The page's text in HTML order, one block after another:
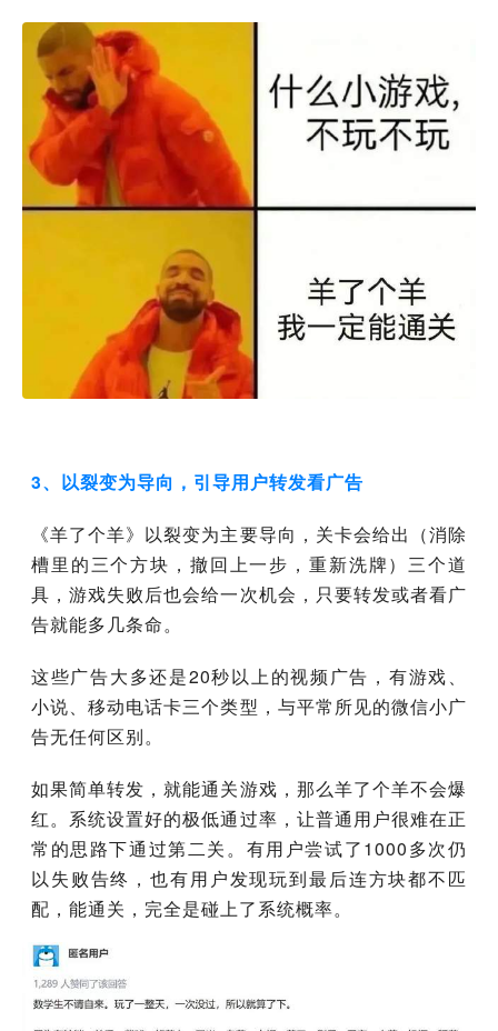
3、以裂变为导向，引导用户转发看广告
《羊了个羊》以裂变为主要导向，关卡会给出（消除
槽里的三个方块，撤回上一步，重新洗牌）三个道
具，游戏失败后也会给一次机会，只要转发或者看广
告就能多几条命。
这些广告大多还是20秒以上的视频广告，有游戏、
小说、移动电话卡三个类型，与平常所见的微信小广
告无任何区别。
如果简单转发，就能通关游戏，那么羊了个羊不会爆
红。系统设置好的极低通过率，让普通用户很难在正
常的思路下通过第二关。有用户尝试了1000多次仍
以失败告终，也有用户发现玩到最后连方块都不匹
配，能通关，完全是碰上了系统概率。